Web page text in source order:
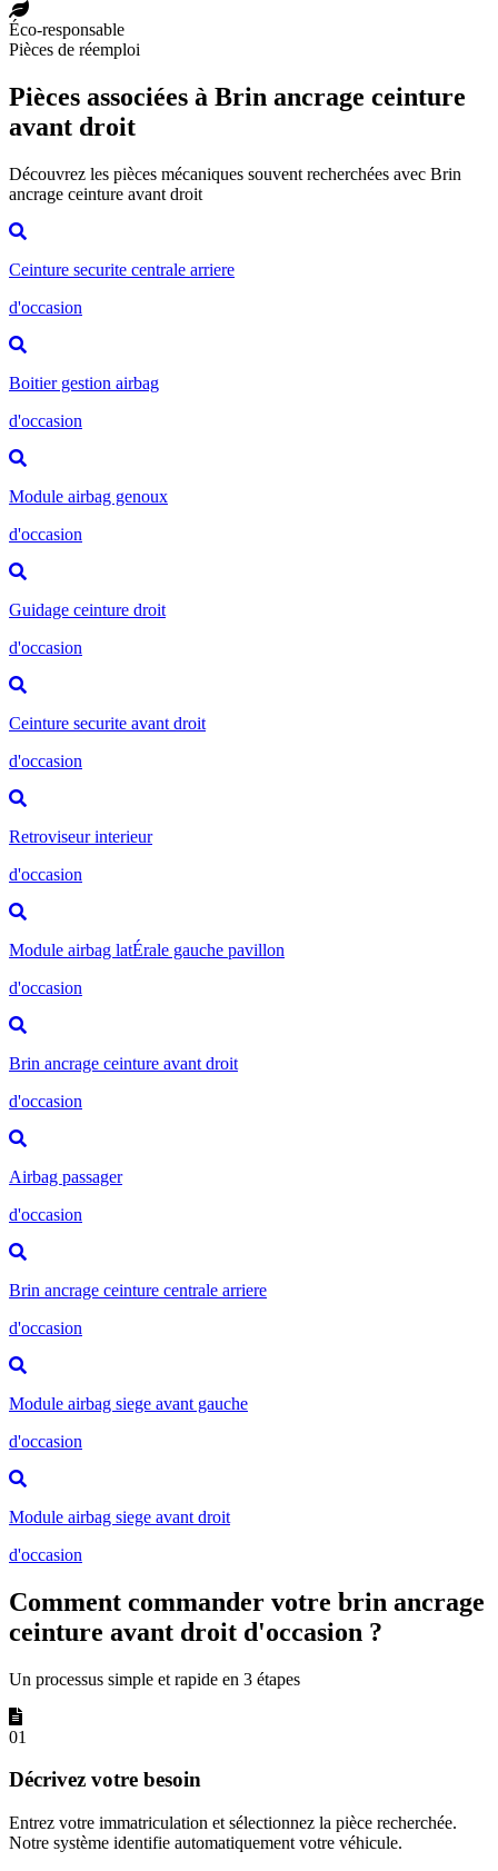
Éco-responsable
Pièces de réemploi
Pièces associées à Brin ancrage ceinture
avant droit
Découvrez les pièces mécaniques souvent recherchées avec Brin
ancrage ceinture avant droit
Ceinture securite centrale arriere
d'occasion
Boitier gestion airbag
d'occasion
Module airbag genoux
d'occasion
Guidage ceinture droit
d'occasion
Ceinture securite avant droit
d'occasion
Retroviseur interieur
d'occasion
Module airbag latÉrale gauche pavillon
d'occasion
Brin ancrage ceinture avant droit
d'occasion
Airbag passager
d'occasion
Brin ancrage ceinture centrale arriere
d'occasion
Module airbag siege avant gauche
d'occasion
Module airbag siege avant droit
d'occasion
Comment commander votre brin ancrage
ceinture avant droit d'occasion ?
Un processus simple et rapide en 3 étapes
01
Décrivez votre besoin
Entrez votre immatriculation et sélectionnez la pièce recherchée.
Notre système identifie automatiquement votre véhicule.